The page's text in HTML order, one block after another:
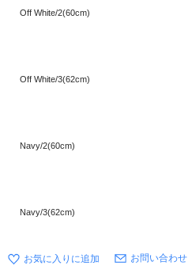
Off White/2(60cm)
Off White/3(62cm)
Navy/2(60cm)
Navy/3(62cm)
お問い合わせ